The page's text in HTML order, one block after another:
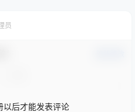
员
以后才能发表评论